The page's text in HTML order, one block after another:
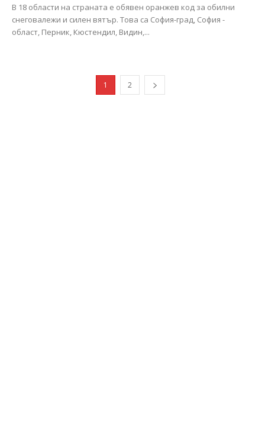
В 18 области на страната е обявен оранжев код за обилни
снеговалежи и силен вятър. Това са София-град, София -
област, Перник, Кюстендил, Видин,...
1 2